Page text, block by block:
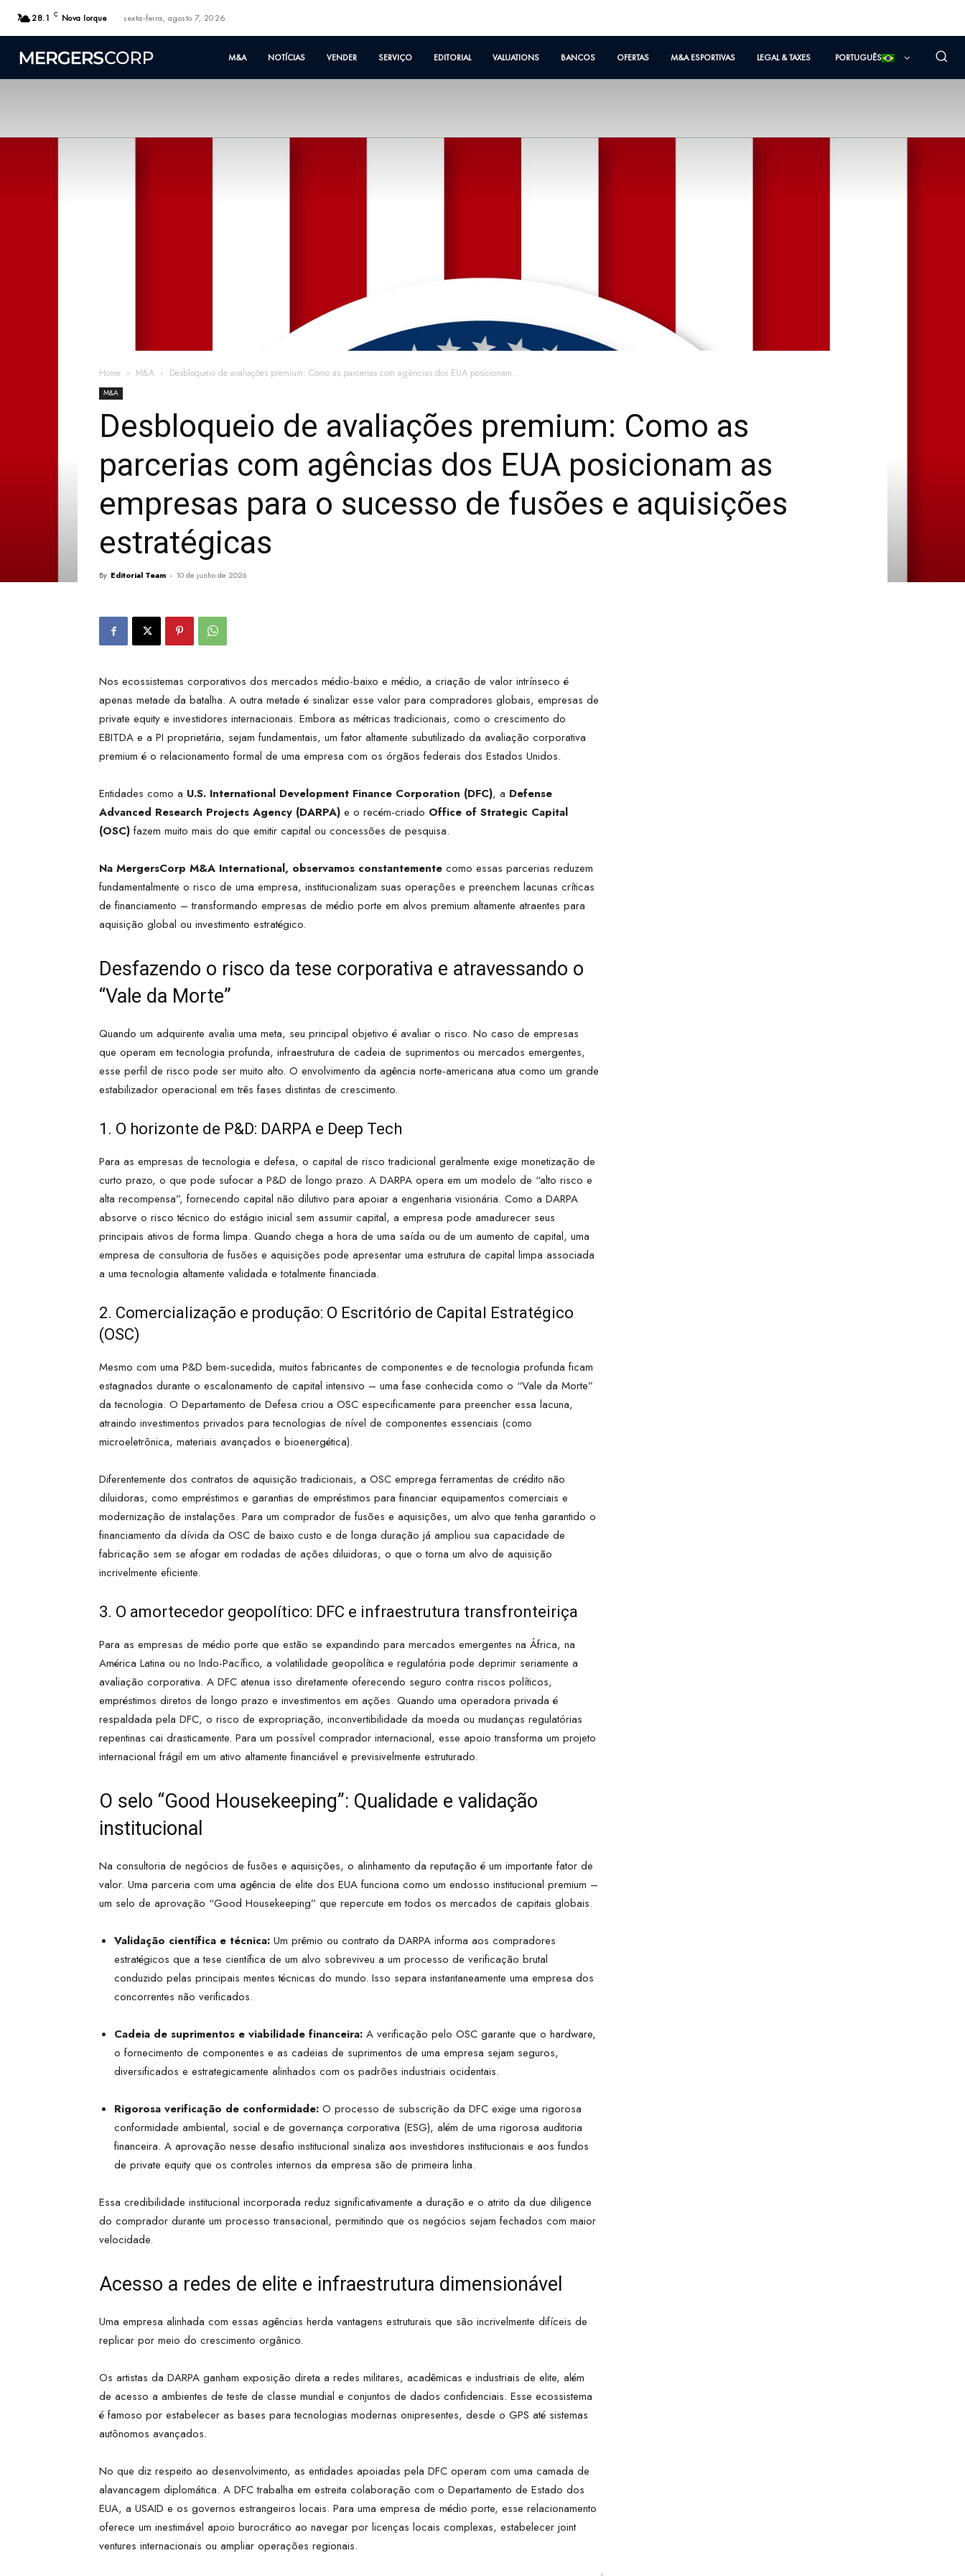
28.1 C Nova Iorque sexta-feira, agosto 7, 2026
M&A NOTÍCIAS VENDER SERVIÇO EDITORIAL VALUATIONS BANCOS OFERTAS M&A ESPORTIVAS LEGAL & TAXES PORTUGUÊS
Home M&A Desbloqueio de avaliações premium: Como as parcerias com agências dos EUA posicionam...
M&A
Desbloqueio de avaliações premium: Como as
parcerias com agências dos EUA posicionam as
empresas para o sucesso de fusões e aquisições
estratégicas
By Editorial Team - 10 de junho de 2026
Nos ecossistemas corporativos dos mercados médio-baixo e médio, a criação de valor intrínseco é
apenas metade da batalha. A outra metade é sinalizar esse valor para compradores globais, empresas de
private equity e investidores internacionais. Embora as métricas tradicionais, como o crescimento do
EBITDA e a PI proprietária, sejam fundamentais, um fator altamente subutilizado da avaliação corporativa
premium é o relacionamento formal de uma empresa com os órgãos federais dos Estados Unidos.
Entidades como a U.S. International Development Finance Corporation (DFC), a Defense
Advanced Research Projects Agency (DARPA) e o recém-criado Office of Strategic Capital
(OSC) fazem muito mais do que emitir capital ou concessões de pesquisa.
Na MergersCorp M&A International, observamos constantemente como essas parcerias reduzem
fundamentalmente o risco de uma empresa, institucionalizam suas operações e preenchem lacunas críticas
de financiamento – transformando empresas de médio porte em alvos premium altamente atraentes para
aquisição global ou investimento estratégico.
Desfazendo o risco da tese corporativa e atravessando o
“Vale da Morte”
Quando um adquirente avalia uma meta, seu principal objetivo é avaliar o risco. No caso de empresas
que operam em tecnologia profunda, infraestrutura de cadeia de suprimentos ou mercados emergentes,
esse perfil de risco pode ser muito alto. O envolvimento da agência norte-americana atua como um grande
estabilizador operacional em três fases distintas de crescimento.
1. O horizonte de P&D: DARPA e Deep Tech
Para as empresas de tecnologia e defesa, o capital de risco tradicional geralmente exige monetização de
curto prazo, o que pode sufocar a P&D de longo prazo. A DARPA opera em um modelo de “alto risco e
alta recompensa”, fornecendo capital não dilutivo para apoiar a engenharia visionária. Como a DARPA
absorve o risco técnico do estágio inicial sem assumir capital, a empresa pode amadurecer seus
principais ativos de forma limpa. Quando chega a hora de uma saída ou de um aumento de capital, uma
empresa de consultoria de fusões e aquisições pode apresentar uma estrutura de capital limpa associada
a uma tecnologia altamente validada e totalmente financiada.
2. Comercialização e produção: O Escritório de Capital Estratégico
(OSC)
Mesmo com uma P&D bem-sucedida, muitos fabricantes de componentes e de tecnologia profunda ficam
estagnados durante o escalonamento de capital intensivo – uma fase conhecida como o “Vale da Morte”
da tecnologia. O Departamento de Defesa criou a OSC especificamente para preencher essa lacuna,
atraindo investimentos privados para tecnologias de nível de componentes essenciais (como
microeletrônica, materiais avançados e bioenergética).
Diferentemente dos contratos de aquisição tradicionais, a OSC emprega ferramentas de crédito não
diluidoras, como empréstimos e garantias de empréstimos para financiar equipamentos comerciais e
modernização de instalações. Para um comprador de fusões e aquisições, um alvo que tenha garantido o
financiamento da dívida da OSC de baixo custo e de longa duração já ampliou sua capacidade de
fabricação sem se afogar em rodadas de ações diluidoras, o que o torna um alvo de aquisição
incrivelmente eficiente.
3. O amortecedor geopolítico: DFC e infraestrutura transfronteiriça
Para as empresas de médio porte que estão se expandindo para mercados emergentes na África, na
América Latina ou no Indo-Pacífico, a volatilidade geopolítica e regulatória pode deprimir seriamente a
avaliação corporativa. A DFC atenua isso diretamente oferecendo seguro contra riscos políticos,
empréstimos diretos de longo prazo e investimentos em ações. Quando uma operadora privada é
respaldada pela DFC, o risco de expropriação, inconvertibilidade da moeda ou mudanças regulatórias
repentinas cai drasticamente. Para um possível comprador internacional, esse apoio transforma um projeto
internacional frágil em um ativo altamente financiável e previsivelmente estruturado.
O selo “Good Housekeeping”: Qualidade e validação
institucional
Na consultoria de negócios de fusões e aquisições, o alinhamento da reputação é um importante fator de
valor. Uma parceria com uma agência de elite dos EUA funciona como um endosso institucional premium –
um selo de aprovação “Good Housekeeping” que repercute em todos os mercados de capitais globais.
Validação científica e técnica: Um prêmio ou contrato da DARPA informa aos compradores
estratégicos que a tese científica de um alvo sobreviveu a um processo de verificação brutal
conduzido pelas principais mentes técnicas do mundo. Isso separa instantaneamente uma empresa dos
concorrentes não verificados.
Cadeia de suprimentos e viabilidade financeira: A verificação pelo OSC garante que o hardware,
o fornecimento de componentes e as cadeias de suprimentos de uma empresa sejam seguros,
diversificados e estrategicamente alinhados com os padrões industriais ocidentais.
Rigorosa verificação de conformidade: O processo de subscrição da DFC exige uma rigorosa
conformidade ambiental, social e de governança corporativa (ESG), além de uma rigorosa auditoria
financeira. A aprovação nesse desafio institucional sinaliza aos investidores institucionais e aos fundos
de private equity que os controles internos da empresa são de primeira linha.
Essa credibilidade institucional incorporada reduz significativamente a duração e o atrito da due diligence
do comprador durante um processo transacional, permitindo que os negócios sejam fechados com maior
velocidade.
Acesso a redes de elite e infraestrutura dimensionável
Uma empresa alinhada com essas agências herda vantagens estruturais que são incrivelmente difíceis de
replicar por meio do crescimento orgânico.
Os artistas da DARPA ganham exposição direta a redes militares, acadêmicas e industriais de elite, além
de acesso a ambientes de teste de classe mundial e conjuntos de dados confidenciais. Esse ecossistema
é famoso por estabelecer as bases para tecnologias modernas onipresentes, desde o GPS até sistemas
autônomos avançados.
No que diz respeito ao desenvolvimento, as entidades apoiadas pela DFC operam com uma camada de
alavancagem diplomática. A DFC trabalha em estreita colaboração com o Departamento de Estado dos
EUA, a USAID e os governos estrangeiros locais. Para uma empresa de médio porte, esse relacionamento
oferece um inestimável apoio burocrático ao navegar por licenças locais complexas, estabelecer joint
ventures internacionais ou ampliar operações regionais.